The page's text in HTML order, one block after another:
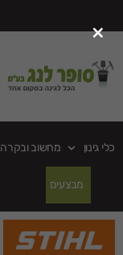
כלי גינון מחשוב ובקרה
מבצעים
×